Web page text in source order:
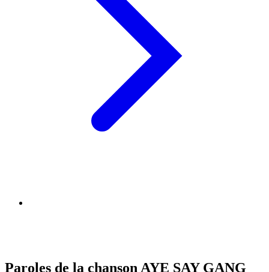
Paroles de la chanson AYE SAY GANG